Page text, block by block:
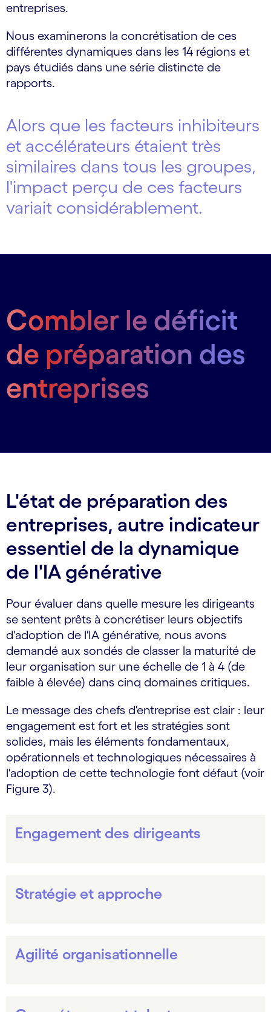
entreprises.
Nous examinerons la concrétisation de ces
différentes dynamiques dans les 14 régions et
pays étudiés dans une série distincte de
rapports.
Alors que les facteurs inhibiteurs
et accélérateurs étaient très
similaires dans tous les groupes,
l'impact perçu de ces facteurs
variait considérablement.
Combler le déficit
de préparation des
entreprises
L'état de préparation des
entreprises, autre indicateur
essentiel de la dynamique
de l'IA générative
Pour évaluer dans quelle mesure les dirigeants
se sentent prêts à concrétiser leurs objectifs
d'adoption de l'IA générative, nous avons
demandé aux sondés de classer la maturité de
leur organisation sur une échelle de 1 à 4 (de
faible à élevée) dans cinq domaines critiques.
Le message des chefs d'entreprise est clair : leur
engagement est fort et les stratégies sont
solides, mais les éléments fondamentaux,
opérationnels et technologiques nécessaires à
l'adoption de cette technologie font défaut (voir
Figure 3).
Engagement des dirigeants
Stratégie et approche
Agilité organisationnelle